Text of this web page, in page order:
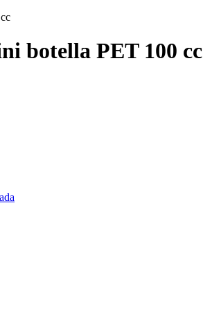
botella PET 100 cc